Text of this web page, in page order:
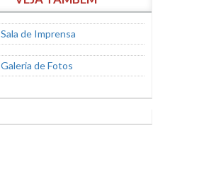
Sala de Imprensa
Galeria de Fotos